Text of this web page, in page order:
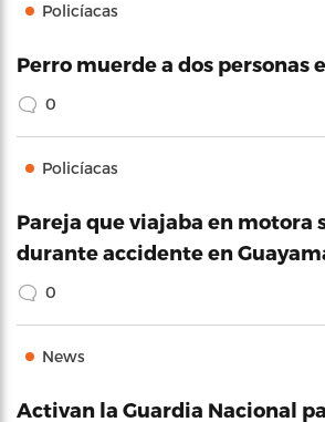
Policíacas
Perro muerde a dos personas
0
Policíacas
Pareja que viajaba en motora
durante accidente en
0
News
Activan la Guardia Nacional